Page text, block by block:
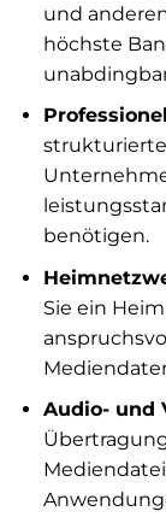
und
höchste
benötigen.
Sie ein
Audio- und